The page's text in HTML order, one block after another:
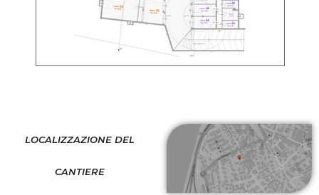
LOCALIZZAZIONE DEL
CANTIERE